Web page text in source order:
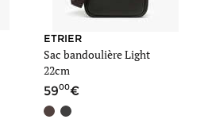
ETRIER
Sac bandoulière Light
22cm
5900